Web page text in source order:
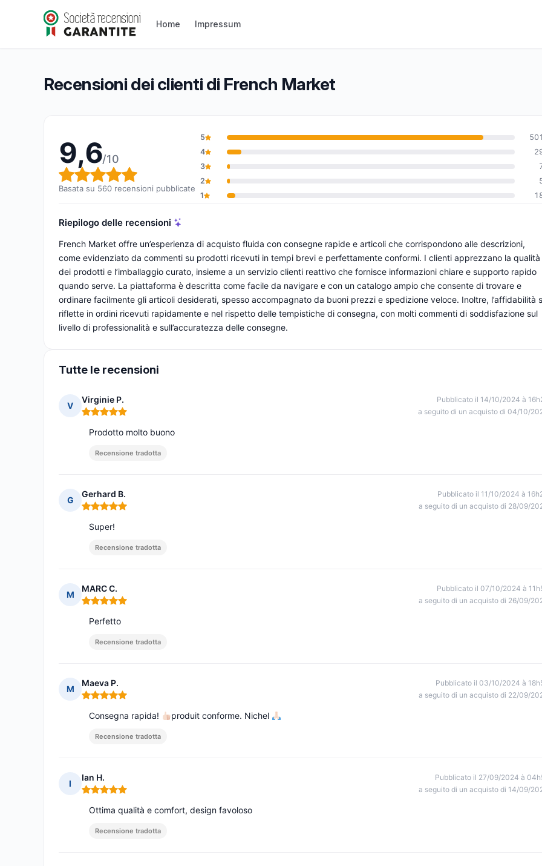
Home Impressum
French Market
Valutazione globale: 9,6 su 10
9,6/10(560 recensioni)
Recensioni dei clienti di French Market
9,6/10
Valutazione globale: 9,6 su 10
Basata su 560 recensioni pubblicate
5
501
4
3
2
1
Riepilogo delle recensioni
French Market offre un’esperienza di acquisto fluida con consegne rapide e articoli che corrispondono alle descrizioni,
come evidenziato da commenti su prodotti ricevuti in tempi brevi e perfettamente conformi. I clienti apprezzano la qualità
dei prodotti e l’imballaggio curato, insieme a un servizio clienti reattivo che fornisce informazioni chiare e supporto rapido
quando serve. La piattaforma è descritta come facile da navigare e con un catalogo ampio che consente di trovare e
ordinare facilmente gli articoli desiderati, spesso accompagnato da buoni prezzi e spedizione veloce. Inoltre, l’affidabilità
riflette in ordini ricevuti rapidamente e nel rispetto delle tempistiche di consegna, con molti commenti di soddisfazione sul
livello di professionalità e sull’accuratezza delle consegne.
Tutte le recensioni
V
Virginie P.
Nota: 5 su 5
Pubblicato il 14/10/2024 à
a seguito di un acquisto di 04/10/
Prodotto molto buono
Recensione tradotta
G
Gerhard B.
Nota: 5 su 5
Pubblicato il 11/10/2024 à
a seguito di un acquisto di 28/09/
Super!
Recensione tradotta
M
MARC C.
Nota: 5 su 5
Pubblicato il 07/10/2024 à
a seguito di un acquisto di 26/09/
Perfetto
Recensione tradotta
M
Maeva P.
Nota: 5 su 5
Pubblicato il 03/10/2024 à
a seguito di un acquisto di 22/09/
Consegna rapida! produit conforme. Nichel
Recensione tradotta
I
Ian H.
Nota: 5 su 5
Pubblicato il 27/09/2024 à
a seguito di un acquisto di 14/09/
Ottima qualità e comfort, design favoloso
Recensione tradotta